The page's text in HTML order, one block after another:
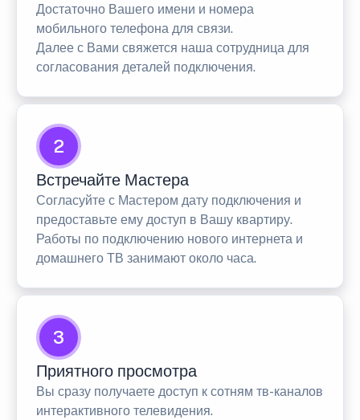
Достаточно Вашего имени и номера
мобильного телефона для связи.
Далее с Вами свяжется наша сотрудница для
согласования деталей подключения.
2
Встречайте Мастера
Согласуйте с Мастером дату подключения и
предоставьте ему доступ в Вашу квартиру.
Работы по подключению нового интернета и
домашнего ТВ занимают около часа.
3
Приятного просмотра
Вы сразу получаете доступ к сотням тв-каналов
интерактивного телевидения.